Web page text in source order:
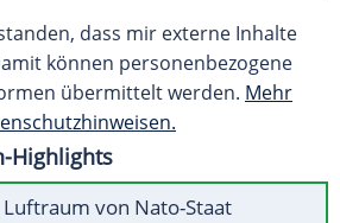
dass mir externe Inhalte
können personenbezogene
übermittelt werden. Mehr
Highlights
von Nato-Staat